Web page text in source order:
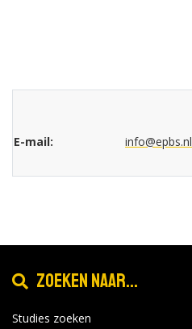
E-mail: info@epbs.nl
Zoeken naar...
Studies zoeken